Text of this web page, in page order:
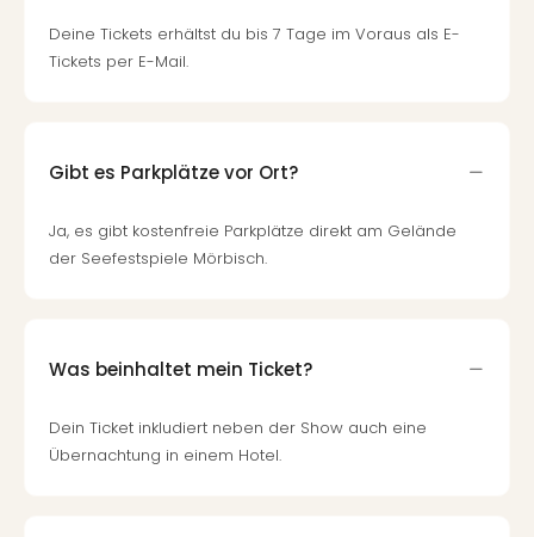
Deine Tickets erhältst du bis 7 Tage im Voraus als E-
Tickets per E-Mail.
Gibt es Parkplätze vor Ort?
Ja, es gibt kostenfreie Parkplätze direkt am Gelände
der Seefestspiele Mörbisch.
Was beinhaltet mein Ticket?
Dein Ticket inkludiert neben der Show auch eine
Übernachtung in einem Hotel.